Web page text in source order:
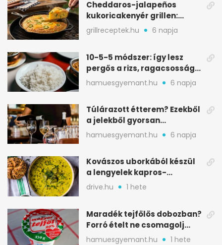
Cheddaros-jalapeños
kukoricakenyér grillen:
ropogós alj, puha belső
grillreceptek.hu 6 napja
10-5-5 módszer: így lesz
pergős a rizs, ragacsosság
nélkül
hamuesgyemant.hu 6 napja
Túlárazott étterem? Ezekből
a jelekből gyorsan
észreveheted
hamuesgyemant.hu 6 napja
Kovászos uborkából készül
a lengyelek kapros-
savanykás levese
drive.hu 1 hete
Maradék tejfölös dobozban?
Forró ételt ne csomagolj
ilyen tégelybe
hamuesgyemant.hu 1 hete